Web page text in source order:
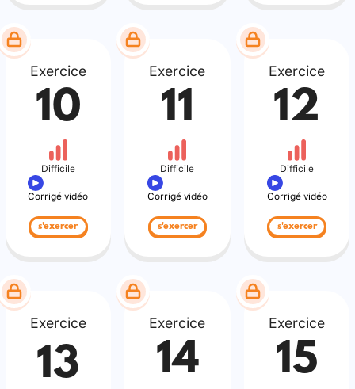
Exercice
10
Difficile
Corrigé vidéo
s'exercer
Exercice
11
Difficile
Corrigé vidéo
s'exercer
Exercice
12
Difficile
Corrigé vidéo
s'exercer
Exercice
13
Exercice
14
Exercice
15